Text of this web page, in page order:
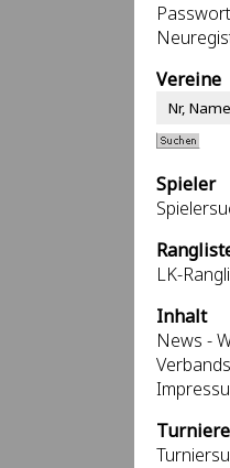
Vereine
Spieler
LK-
Inhalt
News -
Turniere